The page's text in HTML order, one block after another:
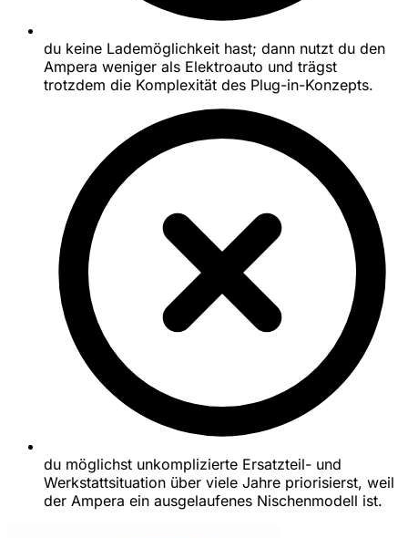
du keine Lademöglichkeit hast; dann nutzt du den
Ampera weniger als Elektroauto und trägst
trotzdem die Komplexität des Plug-in-Konzepts.
du möglichst unkomplizierte Ersatzteil- und
Werkstattsituation über viele Jahre priorisierst, weil
der Ampera ein ausgelaufenes Nischenmodell ist.